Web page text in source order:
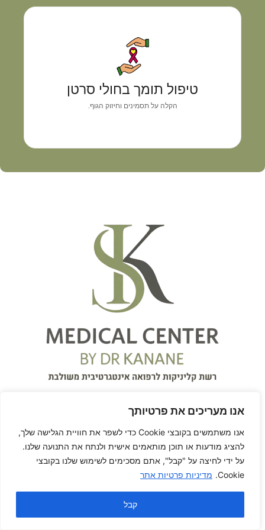
אנו מעריכים את פרטיותך
אנו משתמשים בקובצי Cookie כדי לשפר את חוויית הגלישה שלך,
להציג מודעות או תוכן מותאמים אישית ולנתח את התנועה שלנו.
על ידי לחיצה על "קבל", אתם מסכימים לשימוש שלנו בקובצי
Cookie. מדיניות פרטיות אתר
קבל
טיפול תומך בחולי סרטן
הקלה על תסמינים וחיזוק הגוף.
טיפול תומך בחולי סרטן
גישה רפואית אישית המשלבת אבחון מדויק, איזון
תסמינים וליווי מקצועי
על המרפאה
המרכז הרפואי S.K Medical
Center